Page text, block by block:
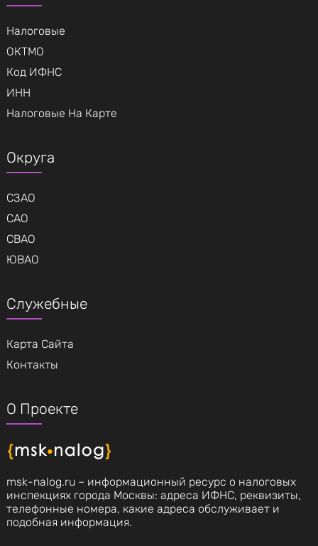
Налоговые
ОКТМО
Код ИФНС
ИНН
Налоговые На Карте
Округа
СЗАО
САО
СВАО
ЮВАО
Служебные
Карта Сайта
Контакты
О Проекте
msk-nalog.ru – информационный ресурс о налоговых
инспекциях города Москвы: адреса ИФНС, реквизиты,
телефонные номера, какие адреса обслуживает и
подобная информация.